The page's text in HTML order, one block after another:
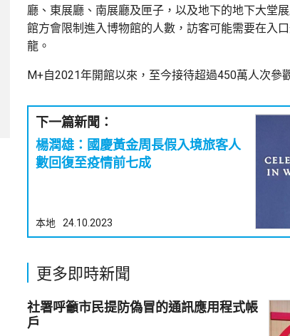
廳、東展廳、南展廳及匣子，以及地下的地下大堂
館方會限制進入博物館的人數，訪客可能需要在入
龍。
M+自2021年開館以來，至今接待超過450萬人次參
下一篇新聞：
楊潤雄：國慶黃金周長假入境旅客人
數回復至疫情前七成
本地 24.10.2023
更多即時新聞
社署呼籲市民提防偽冒的通訊應用程式帳
戶